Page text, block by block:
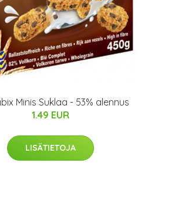
Minis Suklaa - 53% alennus
1.49 EUR
LISÄTIETOJA